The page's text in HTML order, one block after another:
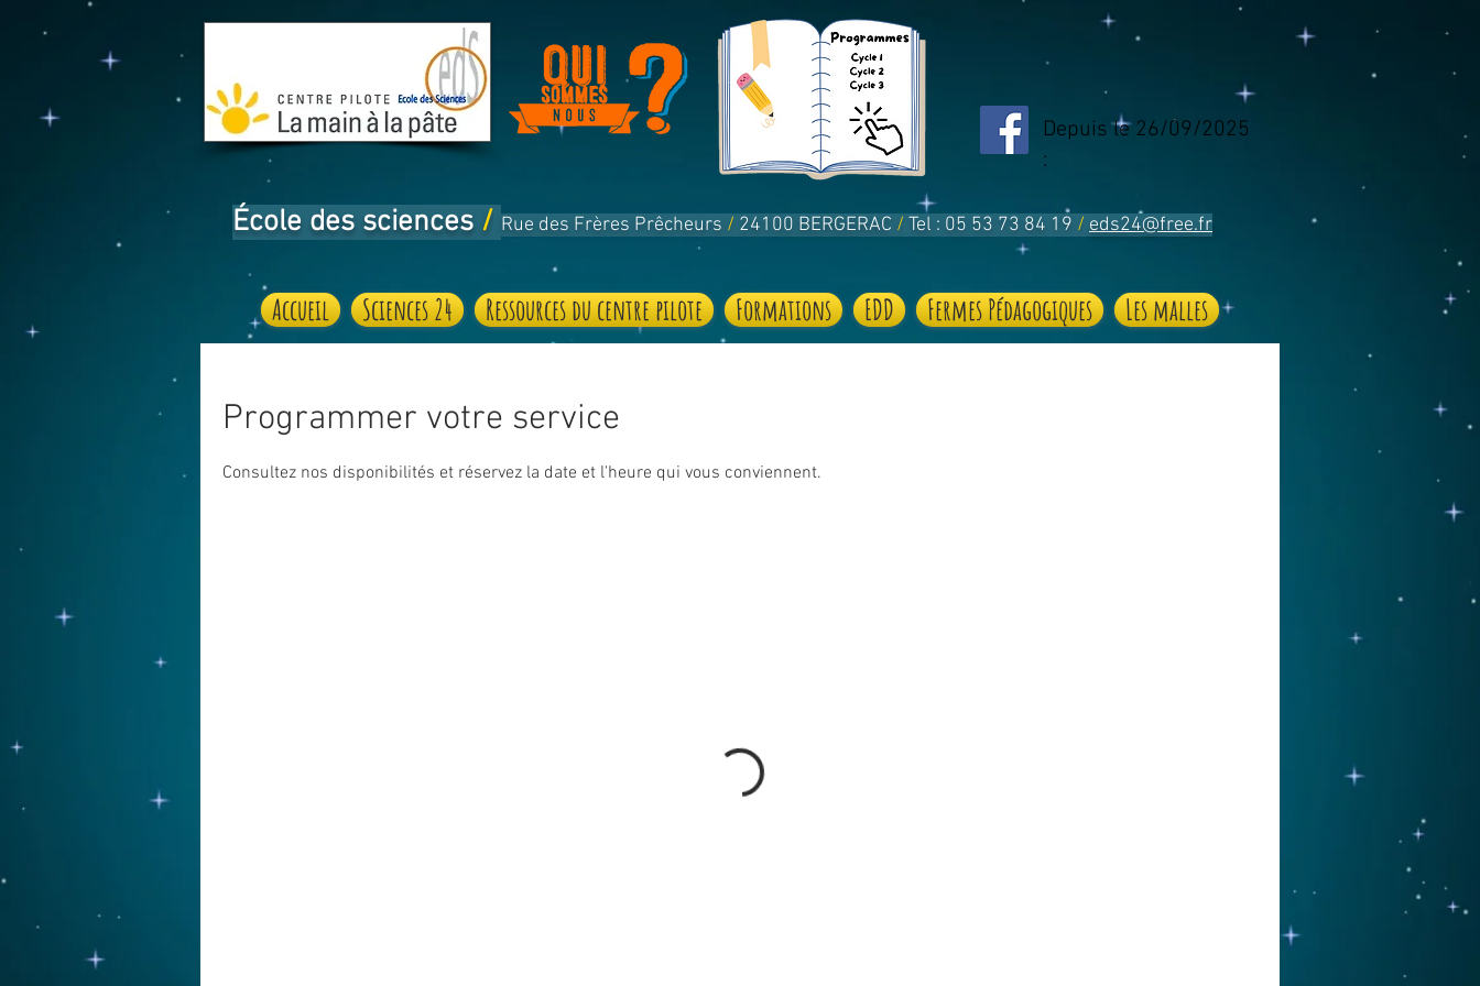
École des sciences / Rue des Frères Prêcheurs / 24100 BERGERAC / Tel : 05 53 73 84 19 / eds24@free.fr
Depuis le 26/09/2025
:
Accueil Sciences 24 Ressources du centre pilote Formations EDD Fermes Pédagogiques Les malles
Programmer votre service
Consultez nos disponibilités et réservez la date et l'heure qui vous conviennent.